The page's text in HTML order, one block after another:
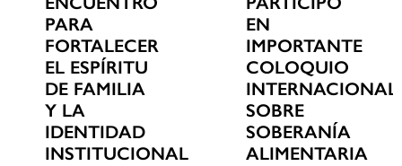
PARA
FORTALECER
EL ESPÍRITU
DE FAMILIA
Y LA
IDENTIDAD
INSTITUCIONAL
EN
IMPORTANTE
COLOQUIO
INTERNACIONAL
SOBRE
SOBERANÍA
ALIMENTARIA